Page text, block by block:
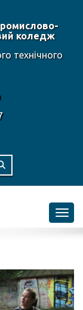
коледж
технічного